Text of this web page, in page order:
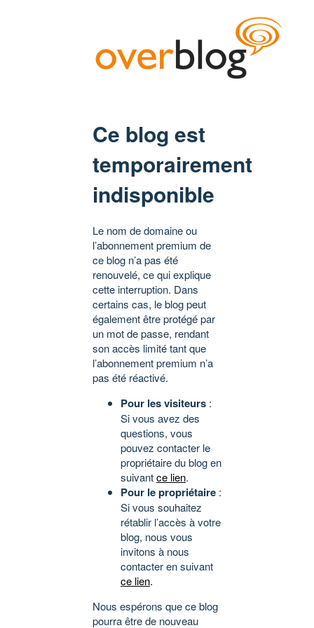
Ce blog est
temporairement
indisponible
Le nom de domaine ou
l’abonnement premium de
ce blog n’a pas été
renouvelé, ce qui explique
cette interruption. Dans
certains cas, le blog peut
également être protégé par
un mot de passe, rendant
son accès limité tant que
l’abonnement premium n’a
pas été réactivé.
Pour les visiteurs :
Si vous avez des
questions, vous
pouvez contacter le
propriétaire du blog en
suivantce lien.
Pour le propriétaire :
Si vous souhaitez
rétablir l’accès à votre
blog, nous vous
invitons à nous
contacter en suivant
ce lien.
Nous espérons que ce blog
pourra être de nouveau